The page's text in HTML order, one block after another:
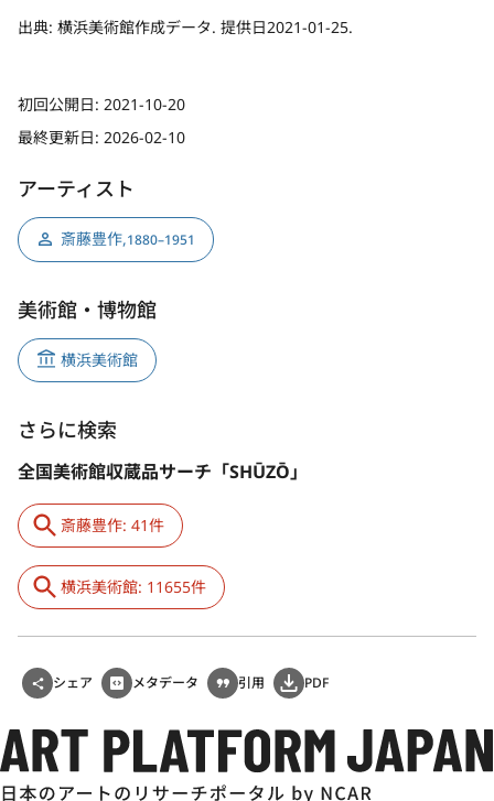
出典: 横浜美術館作成データ. 提供日2021-01-25.
初回公開日: 2021-10-20
最終更新日: 2026-02-10
アーティスト
斎藤豊作,1880–1951
美術館・博物館
横浜美術館
さらに検索
全国美術館収蔵品サーチ「SHŪZŌ」
斎藤豊作: 41件
横浜美術館: 11655件
シェア メタデータ 引用 PDF